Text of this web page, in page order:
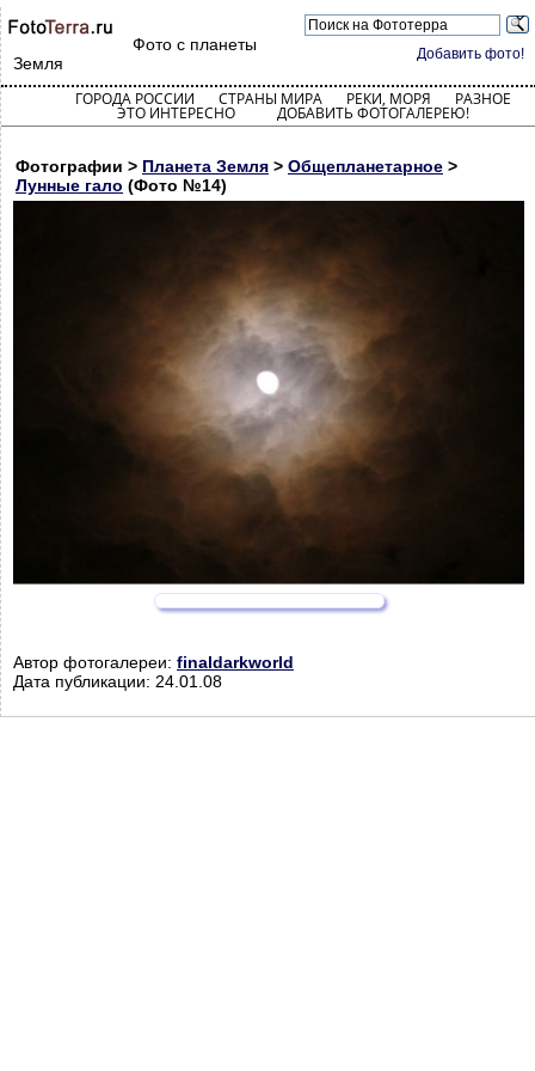
Добавить фото!
Фото с планеты
Земля
ГОРОДА РОССИИ СТРАНЫ МИРА РЕКИ, МОРЯ РАЗНОЕ
ЭТО ИНТЕРЕСНО ДОБАВИТЬ ФОТОГАЛЕРЕЮ!
Фотографии > Планета Земля > Общепланетарное >
Лунные гало (Фото №14)
Автор фотогалереи: finaldarkworld
Дата публикации: 24.01.08